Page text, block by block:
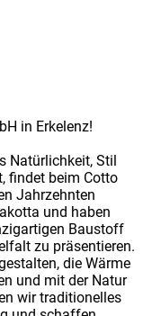
in Erkelenz!
Natürlichkeit, Stil
findet beim Cotto
Jahrzehnten
und haben
Baustoff
zu präsentieren.
die Wärme
und mit der Natur
wir traditionelles